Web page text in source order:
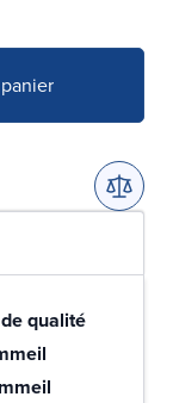
qualité